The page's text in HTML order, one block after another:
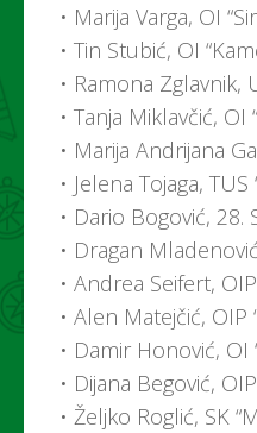
• Marija Varga, OI
• Tin Stubić, OI
• Ramona Zglavnik,
• Tanja Miklavčić, OI
• Marija Andrijana
• Jelena Tojaga,
• Dario Bogović, 28.
• Dragan
• Andrea Seifert,
• Alen Matejčić, OIP
• Damir Honović, OI
• Dijana Begović,
• Željko Roglić, SK